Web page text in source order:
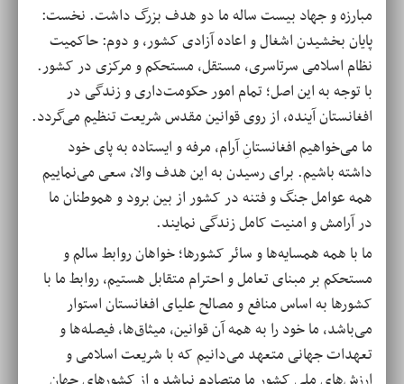
مبارزه و جهاد بیست ساله ما دو هدف بزرگ داشت. نخست:
پایان بخشیدن اشغال و اعاده آزادی کشور، و دوم: حاکمیت
نظام اسلامی سرتاسری، مستقل، مستحکم و مرکزی در کشور.
با توجه به این اصل؛ تمام امور حکومت‌داری و زندگی در
افغانستان آینده، از روی قوانین مقدس شریعت تنظیم می‌گردد.
ما می‌خواهیم افغانستانِ آرام، مرفه و ایستاده به پای خود
داشته باشیم. برای رسیدن به این هدف والا، سعی می‌نماییم
همه عوامل جنگ و فتنه در کشور از بین برود و هموطنان ما
در آرامش و امنیت کامل زندگی نمایند.
ما با همه همسایه‌ها و سائر کشورها؛ خواهان روابط سالم و
مستحکم بر مبنای تعامل و احترام متقابل هستیم، روابط ما با
کشورها به اساس منافع و مصالح علیای افغانستان استوار
می‌باشد، ما خود را به همه آن قوانین، میثاق‌ها، فیصله‌ها و
تعهدات جهانی متعهد می‌دانیم که با شریعت اسلامی و